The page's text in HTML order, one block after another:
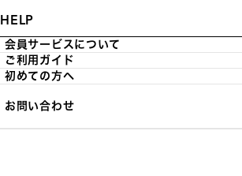
HELP
会員サービスについて
ご利用ガイド
初めての方へ
お問い合わせ